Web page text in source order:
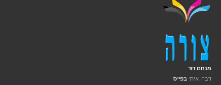
מנחם דוד
דברו איתי בפייס